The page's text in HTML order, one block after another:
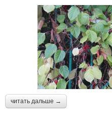
читать дальше →